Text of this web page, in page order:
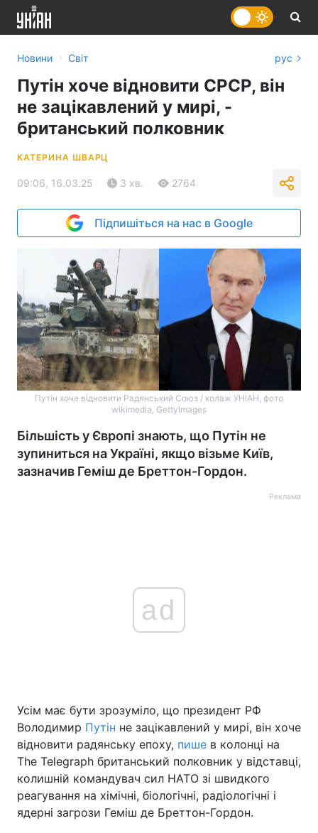
Україна Політика
Економіка Світ
Спорт Наука
Техно і зв'язок
Новини › Світ рус
Путін хоче відновити СРСР, він
не зацікавлений у мирі, -
британський полковник
КАТЕРИНА ШВАРЦ
09:06, 16.03.25 3 хв. 2764
Підпишіться на нас в Google
Путін хоче відновити Радянський Союз / колаж УНІАН, фото
wikimedia, GettyImages
Більшість у Європі знають, що Путін не
зупиниться на Україні, якщо візьме Київ,
зазначив Геміш де Бреттон-Гордон.
Реклама
ad
Усім має бути зрозуміло, що президент РФ
Володимир Путін не зацікавлений у мирі, він хоче
відновити радянську епоху, пише в колонці на
The Telegraph британський полковник у відставці,
колишній командувач сил НАТО зі швидкого
реагування на хімічні, біологічні, радіологічні і
ядерні загрози Геміш де Бреттон-Гордон.